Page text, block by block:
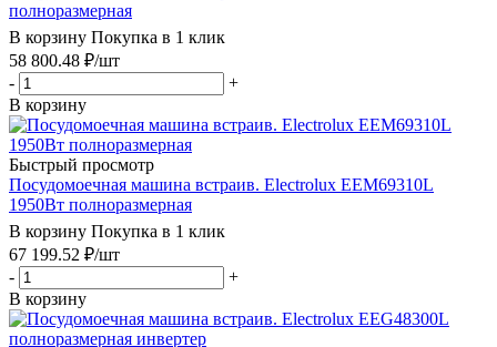
полноразмерная
В корзину Покупка в 1 клик
58 800.48 ₽/шт
-
+
В корзину
Быстрый просмотр
Посудомоечная машина встраив. Electrolux EEM69310L
1950Вт полноразмерная
В корзину Покупка в 1 клик
67 199.52 ₽/шт
-
+
В корзину